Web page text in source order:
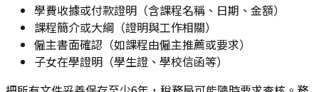
學費收據或付款證明（含課程名稱、日期、金額）
課程簡介或大綱（證明與工作相關）
僱主書面確認（如課程由僱主推薦或要求）
子女在學證明（學生證、學校信函等）